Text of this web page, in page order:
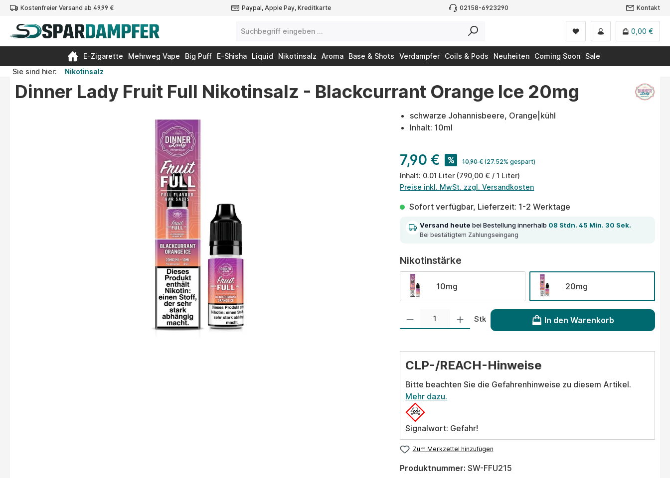
Zur Hauptnavigation springen
Kostenfreier Versand ab 49,99 € Paypal, Apple Pay, Kreditkarte 02158-6923290 Kontakt
0,00 €
E-Zigarette Mehrweg Vape Big Puff E-Shisha Liquid Nikotinsalz Aroma Base & Shots Verdampfer Coils & Pods Neuheiten Coming Soon
Sale
Sie sind hier:
Nikotinsalz
Dinner Lady Fruit Full Nikotinsalz - Blackcurrant Orange Ice 20mg
schwarze Johannisbeere, Orange|kühl
Inhalt: 10ml
7,90 € % 10,90 € (27.52% gespart)
Inhalt: 0.01 Liter (790,00 € / 1 Liter)
Preise inkl. MwSt. zzgl. Versandkosten
Sofort verfügbar, Lieferzeit: 1-2 Werktage
Versand heute bei Bestellung innerhalb 08 Stdn. 45 Min. 30 Sek.
Bei bestätigtem Zahlungseingang
Nikotinstärke
10mg 20mg
Produkt Anzahl: Gib den gewünschten Wert ein oder benutze die Schaltflächen um die
Stk In den Warenkorb
CLP-/REACH-Hinweise
Bitte beachten Sie die Gefahrenhinweise zu diesem Artikel.
Mehr dazu.
Signalwort: Gefahr!
Zum Merkzettel hinzufügen
Produktnummer:SW-FFU215